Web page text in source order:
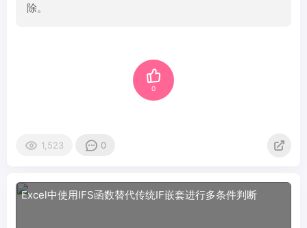
除。
0
1,523 0
Excel中使用IFS函数替代传统IF嵌套进行多条件判断